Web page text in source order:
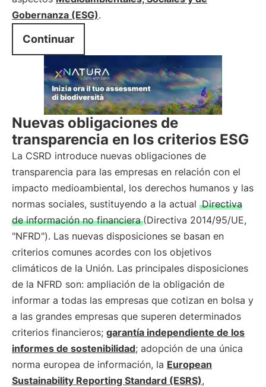
Gobernanza (ESG).
Continuar
Nuevas obligaciones de
transparencia en los criterios ESG
La CSRD introduce nuevas obligaciones de
transparencia para las empresas en relación con el
impacto medioambiental, los derechos humanos y las
normas sociales, sustituyendo a la actual Directiva
de información no financiera (Directiva 2014/95/UE,
"NFRD"). Las nuevas disposiciones se basan en
criterios comunes acordes con los objetivos
climáticos de la Unión. Las principales disposiciones
de la NFRD son: ampliación de la obligación de
informar a todas las empresas que cotizan en bolsa y
a las grandes empresas que superen determinados
criterios financieros; garantía independiente de los
informes de sostenibilidad; adopción de una única
norma europea de información, la European
Sustainability Reporting Standard (ESRS),